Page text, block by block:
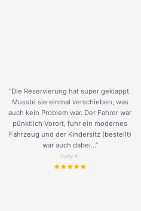
“Die Reservierung hat super geklappt.
Musste sie einmal verschieben, was
auch kein Problem war. Der Fahrer war
pünktlich Vorort, fuhr ein modernes
Fahrzeug und der Kindersitz (bestellt)
war auch dabei...”
Yuriy P.